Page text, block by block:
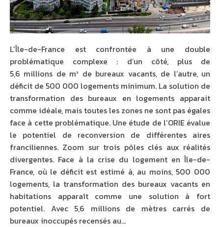
L’Île-de-France est confrontée à une double
problématique complexe : d’un côté, plus de
5,6 millions de m² de bureaux vacants, de l’autre, un
déficit de 500 000 logements minimum. La solution de
transformation des bureaux en logements apparait
comme idéale, mais toutes les zones ne sont pas égales
face à cette problématique. Une étude de l’ORIE évalue
le potentiel de reconversion de différentes aires
franciliennes. Zoom sur trois pôles clés aux réalités
divergentes. Face à la crise du logement en Île-de-
France, où le déficit est estimé à, au moins, 500 000
logements, la transformation des bureaux vacants en
habitations apparaît comme une solution à fort
potentiel. Avec 5,6 millions de mètres carrés de
bureaux inoccupés recensés au…